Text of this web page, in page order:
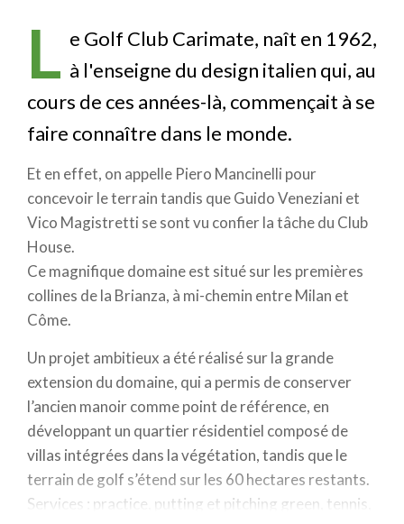
L e Golf Club Carimate, naît en 1962,
à l'enseigne du design italien qui, au
cours de ces années-là, commençait à se
faire connaître dans le monde.
Et en effet, on appelle Piero Mancinelli pour
concevoir le terrain tandis que Guido Veneziani et
Vico Magistretti se sont vu confier la tâche du Club
House.
Ce magnifique domaine est situé sur les premières
collines de la Brianza, à mi-chemin entre Milan et
Côme.
Un projet ambitieux a été réalisé sur la grande
extension du domaine, qui a permis de conserver
l’ancien manoir comme point de référence, en
développant un quartier résidentiel composé de
villas intégrées dans la végétation, tandis que le
terrain de golf s’étend sur les 60 hectares restants.
Services : practice, putting et pitching green, tennis,